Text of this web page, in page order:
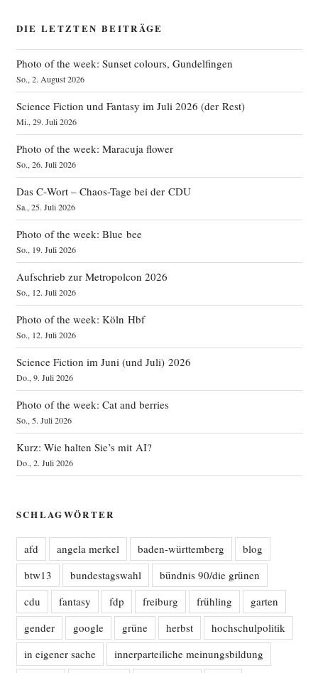
DIE LETZTEN BEITRÄGE
Photo of the week: Sunset colours, Gundelfingen
So., 2. August 2026
Science Fiction und Fantasy im Juli 2026 (der Rest)
Mi., 29. Juli 2026
Photo of the week: Maracuja flower
So., 26. Juli 2026
Das C‑Wort – Chaos-Tage bei der CDU
Sa., 25. Juli 2026
Photo of the week: Blue bee
So., 19. Juli 2026
Aufschrieb zur Metropolcon 2026
So., 12. Juli 2026
Photo of the week: Köln Hbf
So., 12. Juli 2026
Science Fiction im Juni (und Juli) 2026
Do., 9. Juli 2026
Photo of the week: Cat and berries
So., 5. Juli 2026
Kurz: Wie halten Sie’s mit AI?
Do., 2. Juli 2026
SCHLAGWÖRTER
afd angela merkel baden-württemberg
blog
btw13
bundestagswahl
bündnis 90/die grünen
cdu
fantasy fdp freiburg frühling
garten
gender
google grüne herbst
hochschulpolitik
in eigener sache
innerparteiliche meinungsbildung